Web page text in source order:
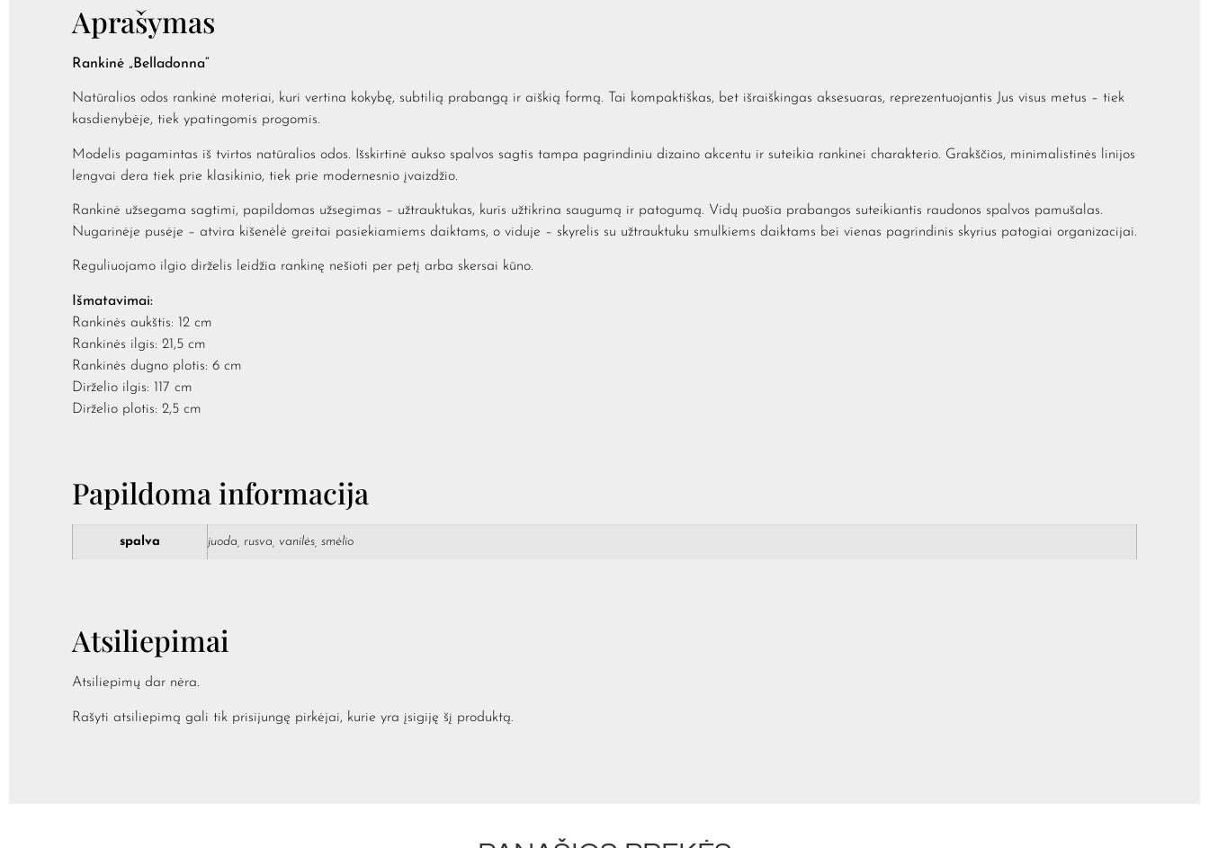
Aprašymas
Rankinė „Belladonna“
Natūralios odos rankinė moteriai, kuri vertina kokybę, subtilią prabangą ir aiškią formą. Tai kompaktiškas, bet išraiškingas aksesuaras, reprezentuojantis Jus visus metus – tiek
kasdienybėje, tiek ypatingomis progomis.
Modelis pagamintas iš tvirtos natūralios odos. Išskirtinė aukso spalvos sagtis tampa pagrindiniu dizaino akcentu ir suteikia rankinei charakterio. Grakščios, minimalistinės linijos
lengvai dera tiek prie klasikinio, tiek prie modernesnio įvaizdžio.
Rankinė užsegama sagtimi, papildomas užsegimas – užtrauktukas, kuris užtikrina saugumą ir patogumą. Vidų puošia prabangos suteikiantis raudonos spalvos pamušalas.
Nugarinėje pusėje – atvira kišenėlė greitai pasiekiamiems daiktams, o viduje – skyrelis su užtrauktuku smulkiems daiktams bei vienas pagrindinis skyrius patogiai organizacijai.
Reguliuojamo ilgio dirželis leidžia rankinę nešioti per petį arba skersai kūno.
Išmatavimai:
Rankinės aukštis: 12 cm
Rankinės ilgis: 21,5 cm
Rankinės dugno plotis: 6 cm
Dirželio ilgis: 117 cm
Dirželio plotis: 2,5 cm
Papildoma informacija
spalva juoda, rusva, vanilės, smėlio
Atsiliepimai
Atsiliepimų dar nėra.
Rašyti atsiliepimą gali tik prisijungę pirkėjai, kurie yra įsigiję šį produktą.